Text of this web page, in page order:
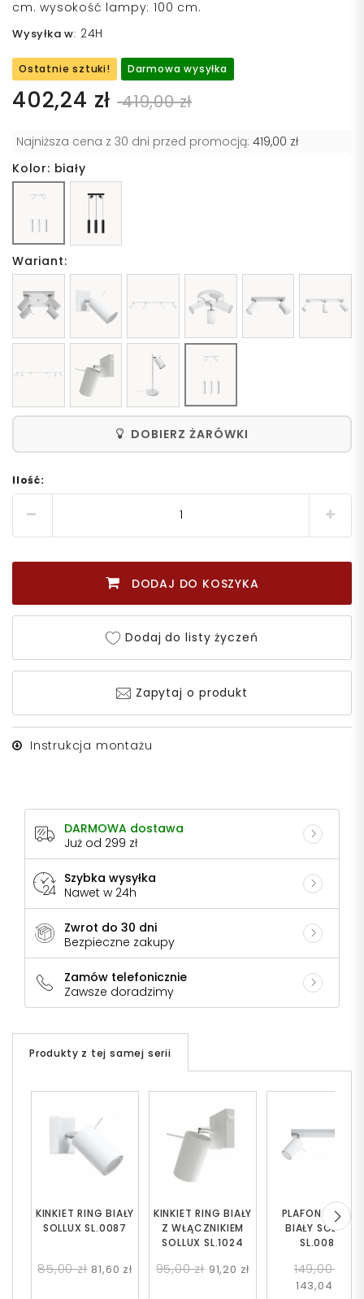
cm. wysokość lampy: 100 cm.
Wysyłka w: 24H
Ostatnie sztuki! Darmowa wysyłka
402,24 zł 419,00 zł
Najniższa cena z 30 dni przed promocją: 419,00 zł
Kolor: biały
Wariant:
DOBIERZ ŻARÓWKI
Ilość:
DODAJ DO KOSZYKA
Dodaj do listy życzeń
Zapytaj o produkt
Instrukcja montażu
DARMOWA dostawa
Już od 299 zł
Szybka wysyłka
Nawet w 24h
Zwrot do 30 dni
Bezpieczne zakupy
Zamów telefonicznie
Zawsze doradzimy
Produkty z tej samej serii
KINKIET RING BIAŁY
SOLLUX SL.0087
85,00 zł 81,60 zł
PLAFON RING 2
BIAŁY SOLLUX
SL.0088
149,00 zł
143,04 zł
KINKIET RING BIAŁY
Z WŁĄCZNIKIEM
SOLLUX SL.1024
95,00 zł 91,20 zł